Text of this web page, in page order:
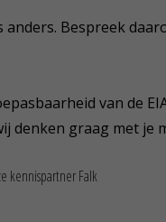
anders. Bespreek
van de
denken graag met je
kennispartner Falk